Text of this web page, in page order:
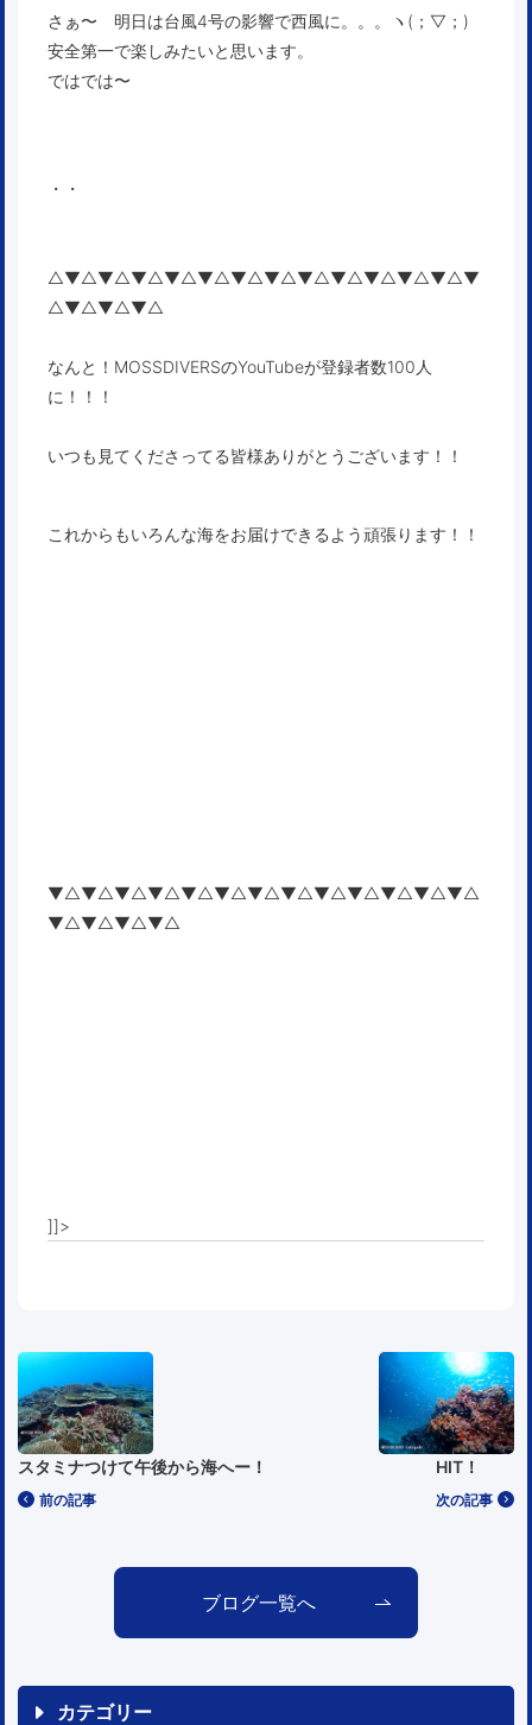
さぁ〜 明日は台風4号の影響で西風に。。。ヽ(；▽；)
安全第一で楽しみたいと思います。
ではでは〜
・・
△▼△▼△▼△▼△▼△▼△▼△▼△▼△▼△▼△▼△▼
△▼△▼△▼△
なんと！MOSSDIVERSのYouTubeが登録者数100人
に！！！
いつも見てくださってる皆様ありがとうございます！！
これからもいろんな海をお届けできるよう頑張ります！！
▼△▼△▼△▼△▼△▼△▼△▼△▼△▼△▼△▼△▼△
▼△▼△▼△▼△
]]>
前の記事
スタミナつけて午後から海へー！
次の記事
HIT！
ブログ一覧へ
カテゴリー